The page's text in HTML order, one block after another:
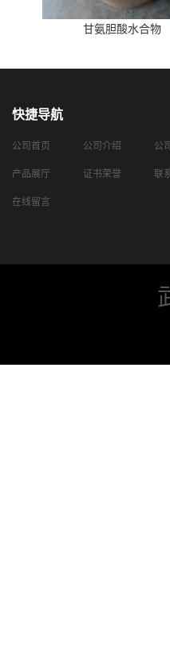
甘氨胆酸水合物
快捷导航
公司首页 公司介绍 公
产品展厅 证书荣誉 联
在线留言